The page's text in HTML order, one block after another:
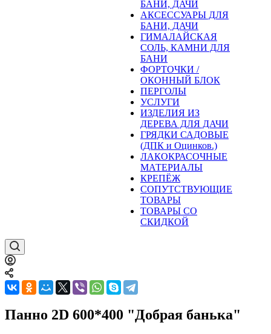
БАНИ, ДАЧИ
АКСЕССУАРЫ ДЛЯ
БАНИ, ДАЧИ
ГИМАЛАЙСКАЯ
СОЛЬ, КАМНИ ДЛЯ
БАНИ
ФОРТОЧКИ /
ОКОННЫЙ БЛОК
ПЕРГОЛЫ
УСЛУГИ
ИЗДЕЛИЯ ИЗ
ДЕРЕВА ДЛЯ ДАЧИ
ГРЯДКИ САДОВЫЕ
(ДПК и Оцинков.)
ЛАКОКРАСОЧНЫЕ
МАТЕРИАЛЫ
КРЕПЁЖ
СОПУТСТВУЮЩИЕ
ТОВАРЫ
ТОВАРЫ СО
СКИДКОЙ
Панно 2D 600*400 "Добрая банька"